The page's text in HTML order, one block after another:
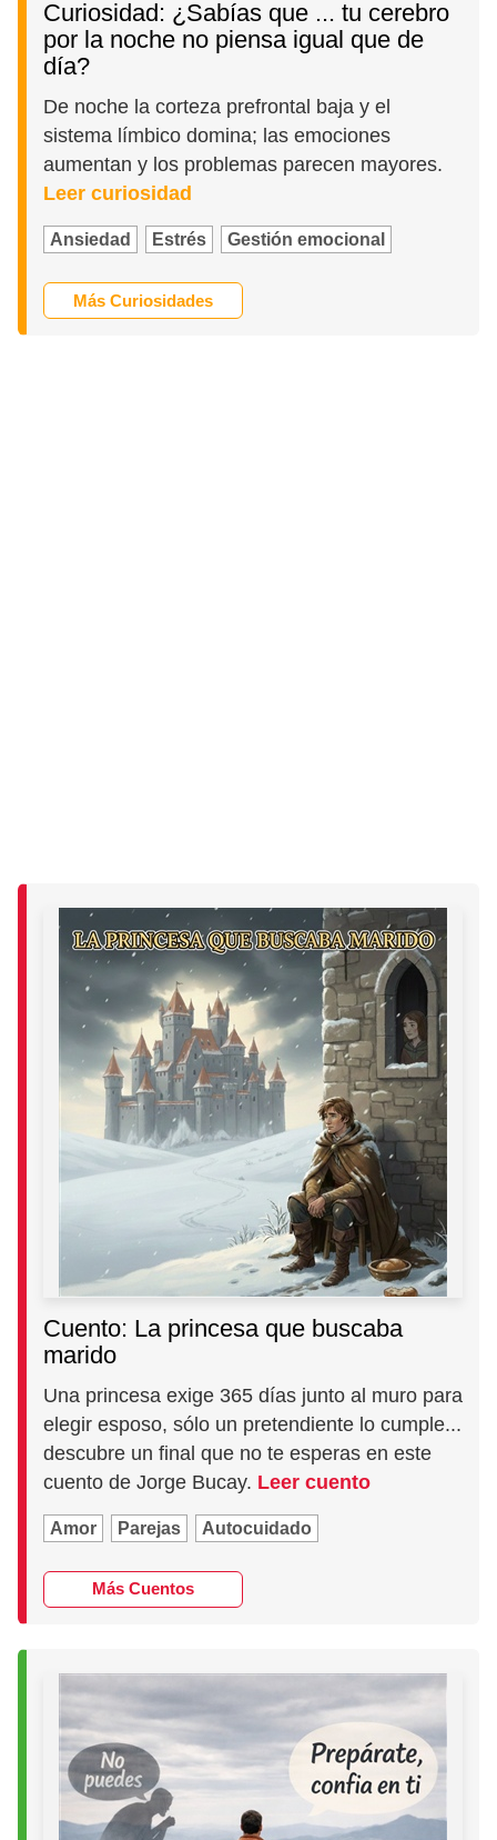
Curiosidad: ¿Sabías que ... tu cerebro
por la noche no piensa igual que de
día?
De noche la corteza prefrontal baja y el
sistema límbico domina; las emociones
aumentan y los problemas parecen mayores.
Leer curiosidad
Ansiedad Estrés Gestión emocional
Más Curiosidades
Cuento: La princesa que buscaba
marido
Una princesa exige 365 días junto al muro para
elegir esposo, sólo un pretendiente lo cumple...
descubre un final que no te esperas en este
cuento de Jorge Bucay. Leer cuento
Amor Parejas Autocuidado
Más Cuentos